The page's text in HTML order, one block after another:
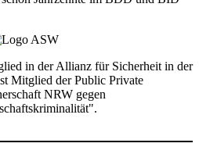
in der Allianz für Sicherheit in der
Mitglied der Public Private
NRW gegen